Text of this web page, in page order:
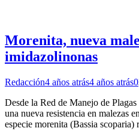
Morenita, nueva
imidazolinonas
Redacción4 años atrás4 años atrás0
Desde la Red de Manejo de
una nueva resistencia en malezas
especie morenita (Bassia scoparia)